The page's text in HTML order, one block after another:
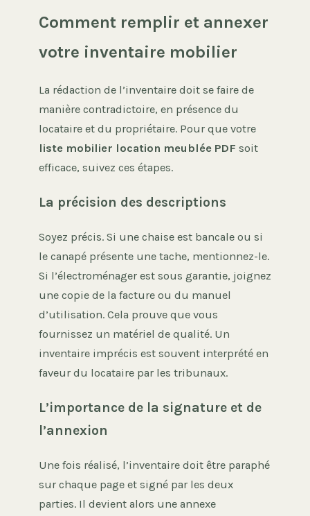
Comment remplir et annexer
votre inventaire mobilier
La rédaction de l’inventaire doit se faire de
manière contradictoire, en présence du
locataire et du propriétaire. Pour que votre
liste mobilier location meublée PDF soit
efficace, suivez ces étapes.
La précision des descriptions
Soyez précis. Si une chaise est bancale ou si
le canapé présente une tache, mentionnez-le.
Si l’électroménager est sous garantie, joignez
une copie de la facture ou du manuel
d’utilisation. Cela prouve que vous
fournissez un matériel de qualité. Un
inventaire imprécis est souvent interprété en
faveur du locataire par les tribunaux.
L’importance de la signature et de
l’annexion
Une fois réalisé, l’inventaire doit être paraphé
sur chaque page et signé par les deux
parties. Il devient alors une annexe